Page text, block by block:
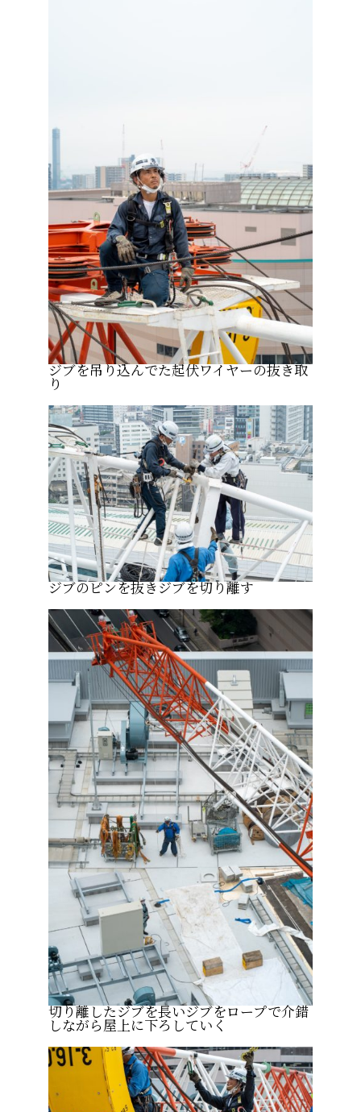
ジブを吊り込んでた起伏ワイヤーの抜き取
り
ジブのピンを抜きジブを切り離す
切り離したジブを長いジブをロープで介錯
しながら屋上に下ろしていく